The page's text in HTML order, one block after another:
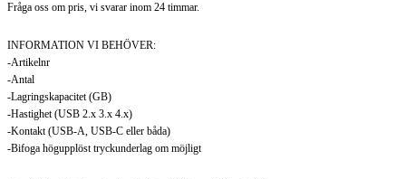
Fråga oss om pris, vi svarar inom 24 timmar.
INFORMATION VI BEHÖVER:
-Artikelnr
-Antal
-Lagringskapacitet (GB)
-Hastighet (USB 2.x 3.x 4.x)
-Kontakt (USB-A, USB-C eller båda)
-Bifoga högupplöst tryckunderlag om möjligt